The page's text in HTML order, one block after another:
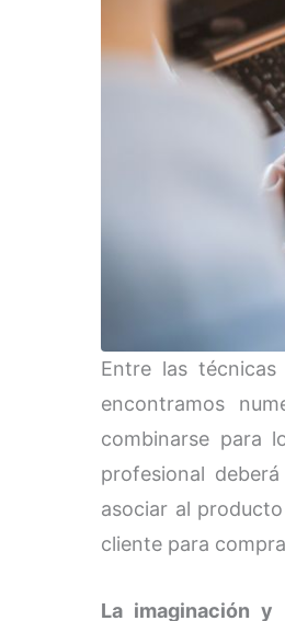
Entre las
encontramos
combinarse para
profesional
asociar al
cliente para
La imaginación y